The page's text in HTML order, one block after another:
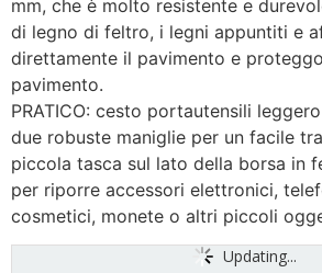
mm, che è molto resistente e
di legno di feltro, i legni appuntiti e
direttamente il pavimento e
pavimento.
PRATICO: cesto portautensili
due robuste maniglie per un facile
piccola tasca sul lato della borsa in
per riporre accessori elettronici,
cosmetici, monete o altri piccoli
Updating...